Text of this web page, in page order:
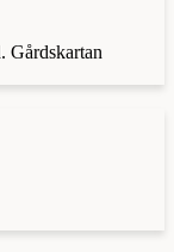
Gårdskartan